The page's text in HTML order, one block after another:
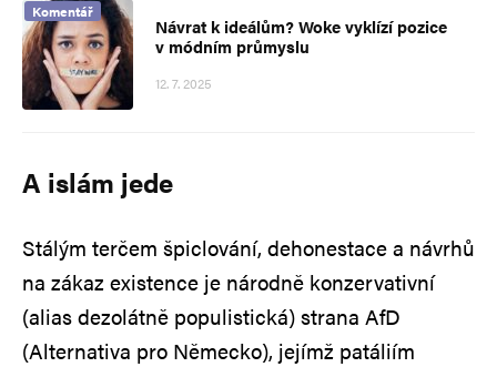
Komentář
Návrat k ideálům? Woke vyklízí pozice
v módním průmyslu
12. 7. 2025
A islám jede
Stálým terčem špiclování, dehonestace a návrhů
na zákaz existence je národně konzervativní
(alias dezolátně populistická) strana AfD
(Alternativa pro Německo), jejímž patáliím